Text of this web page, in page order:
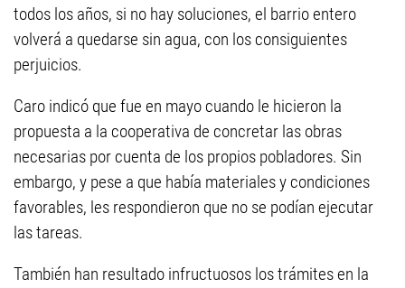
todos los años, si no hay soluciones, el barrio entero
volverá a quedarse sin agua, con los consiguientes
perjuicios.
Caro indicó que fue en mayo cuando le hicieron la
propuesta a la cooperativa de concretar las obras
necesarias por cuenta de los propios pobladores. Sin
embargo, y pese a que había materiales y condiciones
favorables, les respondieron que no se podían ejecutar
las tareas.
También han resultado infructuosos los trámites en la